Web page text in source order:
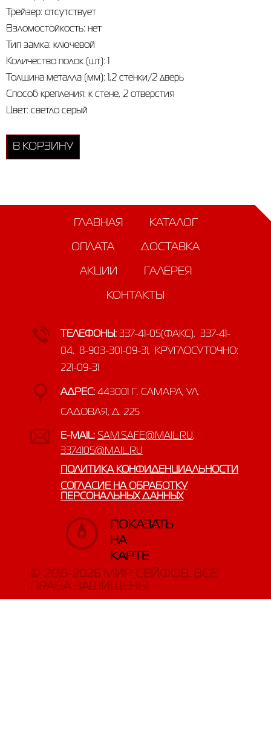
Трейзер: отсутствует
Взломостойкость: нет
Тип замка: ключевой
Количество полок (шт): 1
Толщина металла (мм): 1,2 стенки/2 дверь
Способ крепления: к стене, 2 отверстия
Цвет: светло серый
В КОРЗИНУ
ГЛАВНАЯ КАТАЛОГ
ОПЛАТА ДОСТАВКА
АКЦИИ ГАЛЕРЕЯ
КОНТАКТЫ
ТЕЛЕФОНЫ: 337-41-05(ФАКС), 337-41-
04, 8-903-301-09-31, КРУГЛОСУТОЧНО:
221-09-31
АДРЕС: 443001 Г. САМАРА, УЛ.
САДОВАЯ, Д. 225
E-MAIL: SAM.SAFE@MAIL.RU,
3374105@MAIL.RU
ПОЛИТИКА КОНФИДЕНЦИАЛЬНОСТИ
СОГЛАСИЕ НА ОБРАБОТКУ
ПЕРСОНАЛЬНЫХ ДАННЫХ
ПОКАЗАТЬ
НА
КАРТЕ
© 2016-2026 МИР СЕЙФОВ. ВСЕ
ПРАВА ЗАЩИЩЕНЫ.